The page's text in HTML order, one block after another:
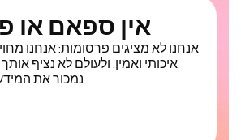
אין ספאם או
אנחנו לא מציגים פרסומות: אנחנו
איכותי ואמין. ולעולם לא נציף